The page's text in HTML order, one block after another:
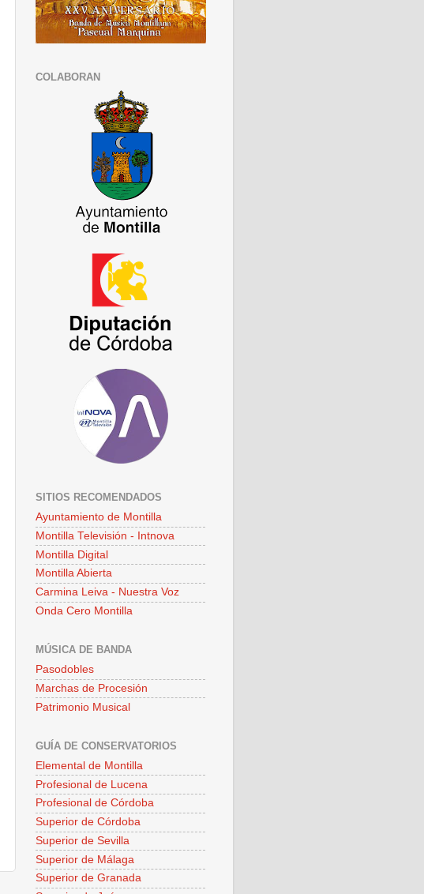
COLABORAN
SITIOS RECOMENDADOS
Ayuntamiento de Montilla
Montilla Televisión - Intnova
Montilla Digital
Montilla Abierta
Carmina Leiva - Nuestra Voz
Onda Cero Montilla
MÚSICA DE BANDA
Pasodobles
Marchas de Procesión
Patrimonio Musical
GUÍA DE CONSERVATORIOS
Elemental de Montilla
Profesional de Lucena
Profesional de Córdoba
Superior de Córdoba
Superior de Sevilla
Superior de Málaga
Superior de Granada